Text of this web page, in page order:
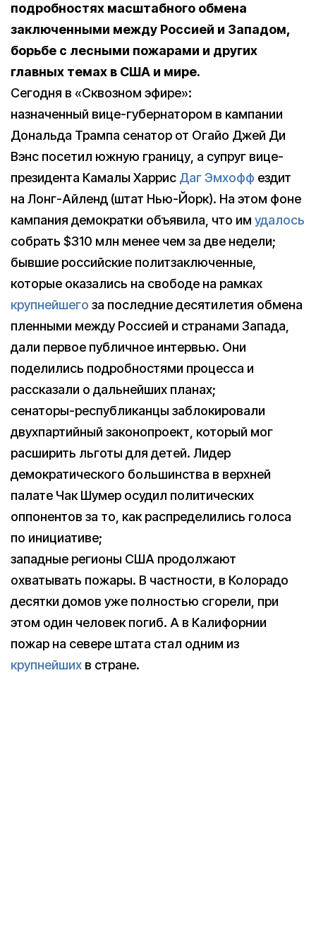
подробностях масштабного обмена
заключенными между Россией и Западом,
борьбе с лесными пожарами и других
главных темах в США и мире.
Сегодня в «Сквозном эфире»:
назначенный вице-губернатором в кампании
Дональда Трампа сенатор от Огайо Джей Ди
Вэнс посетил южную границу, а супруг вице-
президента Камалы Харрис Даг Эмхофф ездит
на Лонг-Айленд (штат Нью-Йорк). На этом фоне
кампания демократки объявила, что им удалось
собрать $310 млн менее чем за две недели;
бывшие российские политзаключенные,
которые оказались на свободе на рамках
крупнейшего за последние десятилетия обмена
пленными между Россией и странами Запада,
дали первое публичное интервью. Они
поделились подробностями процесса и
рассказали о дальнейших планах;
сенаторы-республиканцы заблокировали
двухпартийный законопроект, который мог
расширить льготы для детей. Лидер
демократического большинства в верхней
палате Чак Шумер осудил политических
оппонентов за то, как распределились голоса
по инициативе;
западные регионы США продолжают
охватывать пожары. В частности, в Колорадо
десятки домов уже полностью сгорели, при
этом один человек погиб. А в Калифорнии
пожар на севере штата стал одним из
крупнейших в стране.